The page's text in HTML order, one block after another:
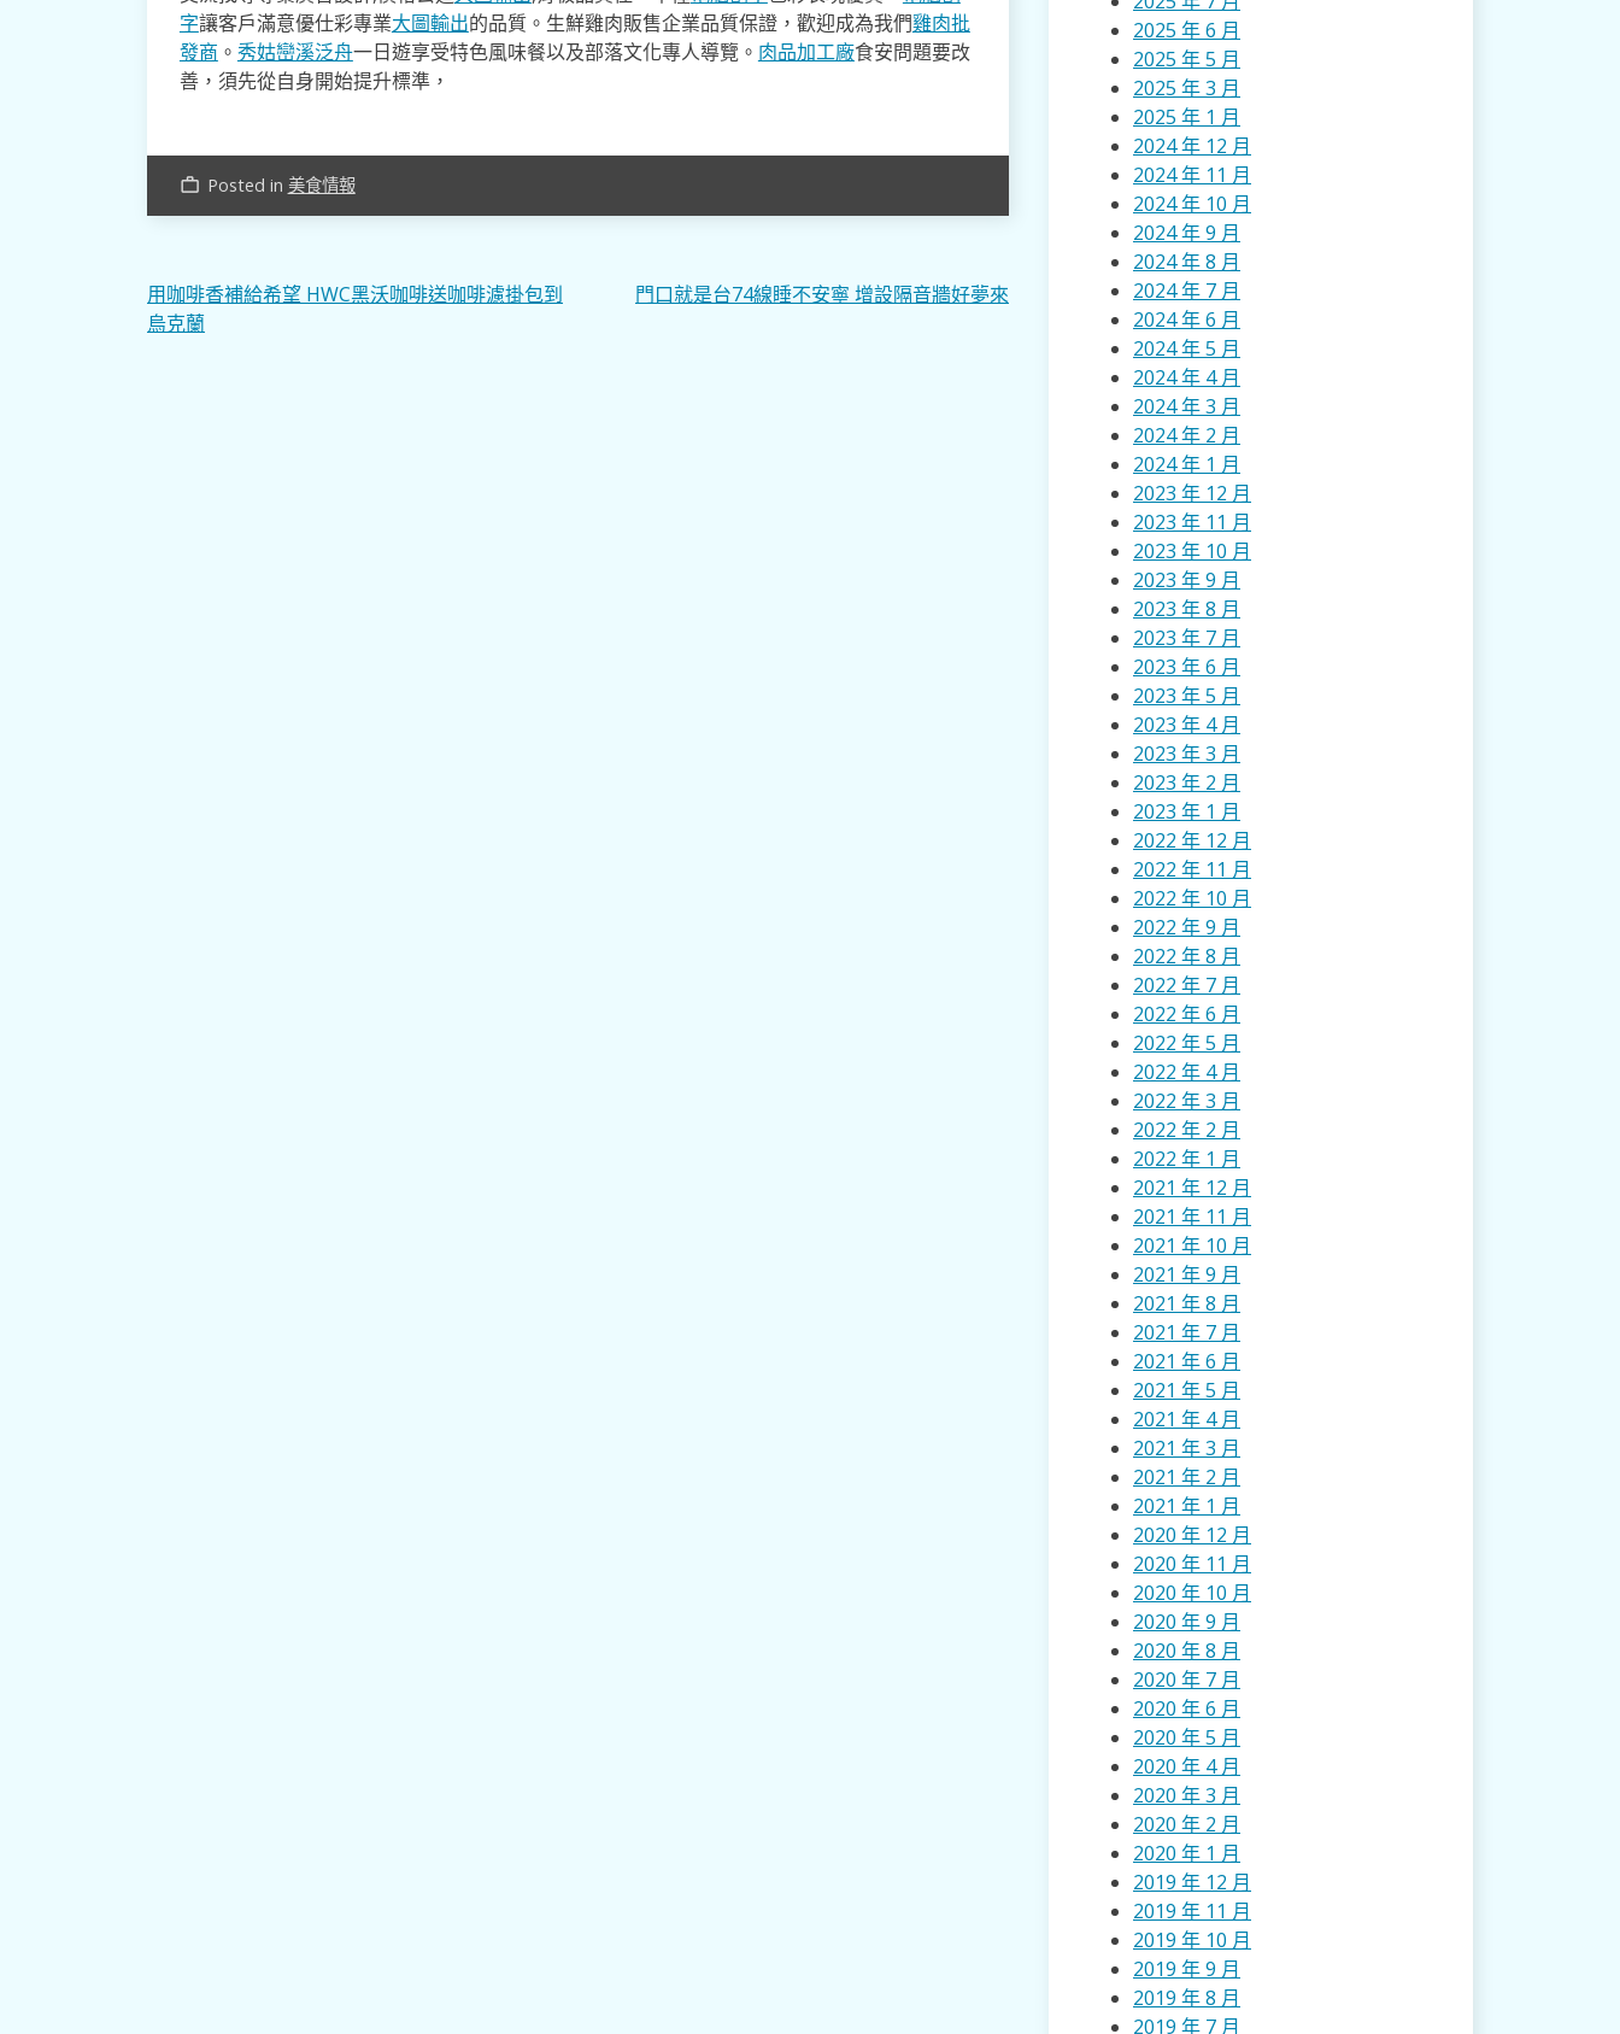
字讓客戶滿意優仕彩專業大圖輸出的品質。生鮮雞肉販售企業品質保證，歡迎成為我們雞肉批
發商 。 秀姑巒溪泛舟一日遊享受特色風味餐以及部落文化專人導覽。 肉品加工廠食安問題要改
善，須先從自身開始提升標準，
work_outline Posted in 美食情報
文
章
用咖啡香補給希望 HWC黑沃咖啡送咖啡濾掛包到
烏克蘭
門口就是台74線睡不安寧 增設隔音牆好夢來
2025 年 6 月
2025 年 5 月
2025 年 3 月
2025 年 1 月
2024 年 12 月
2024 年 11 月
2024 年 10 月
2024 年 9 月
2024 年 8 月
2024 年 7 月
2024 年 6 月
2024 年 5 月
2024 年 4 月
2024 年 3 月
2024 年 2 月
2024 年 1 月
2023 年 12 月
2023 年 11 月
2023 年 10 月
2023 年 9 月
2023 年 8 月
2023 年 7 月
2023 年 6 月
2023 年 5 月
2023 年 4 月
2023 年 3 月
2023 年 2 月
2023 年 1 月
2022 年 12 月
2022 年 11 月
2022 年 10 月
2022 年 9 月
2022 年 8 月
2022 年 7 月
2022 年 6 月
2022 年 5 月
2022 年 4 月
2022 年 3 月
2022 年 2 月
2022 年 1 月
2021 年 12 月
2021 年 11 月
2021 年 10 月
2021 年 9 月
2021 年 8 月
2021 年 7 月
2021 年 6 月
2021 年 5 月
2021 年 4 月
2021 年 3 月
2021 年 2 月
2021 年 1 月
2020 年 12 月
2020 年 11 月
2020 年 10 月
2020 年 9 月
2020 年 8 月
2020 年 7 月
2020 年 6 月
2020 年 5 月
2020 年 4 月
2020 年 3 月
2020 年 2 月
2020 年 1 月
2019 年 12 月
2019 年 11 月
2019 年 10 月
2019 年 9 月
2019 年 8 月
2019 年 7 月